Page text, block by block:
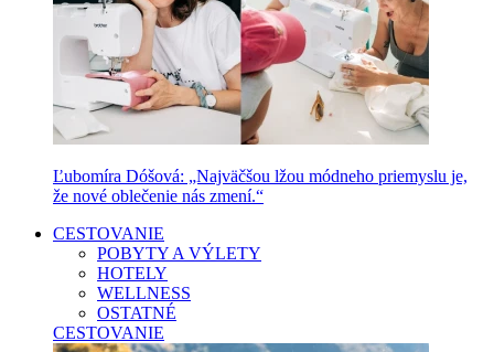
Ľubomíra Dóšová: „Najväčšou lžou módneho priemyslu je,
že nové oblečenie nás zmení.“
CESTOVANIE
POBYTY A VÝLETY
HOTELY
WELLNESS
OSTATNÉ
CESTOVANIE